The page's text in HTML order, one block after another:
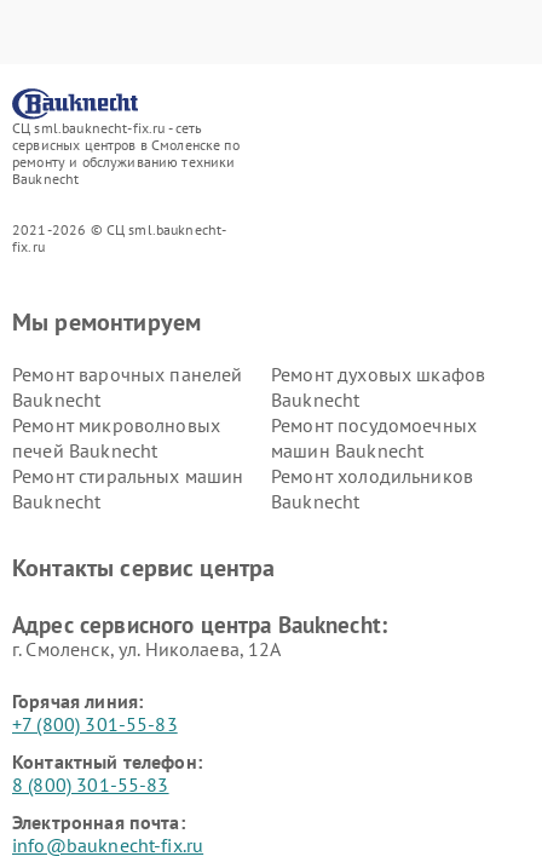
СЦ sml.bauknecht-fix.ru - сеть
сервисных центров в Смоленске по
ремонту и обслуживанию техники
Bauknecht
2021-2026 © СЦ sml.bauknecht-
fix.ru
Мы ремонтируем
Ремонт варочных панелей
Bauknecht
Ремонт духовых шкафов
Bauknecht
Ремонт микроволновых
печей Bauknecht
Ремонт посудомоечных
машин Bauknecht
Ремонт стиральных машин
Bauknecht
Ремонт холодильников
Bauknecht
Контакты сервис центра
Адрес сервисного центра Bauknecht:
г. Смоленск, ул. Николаева, 12А
Горячая линия:
+7 (800) 301-55-83
Контактный телефон:
8 (800) 301-55-83
Электронная почта:
info@bauknecht-fix.ru